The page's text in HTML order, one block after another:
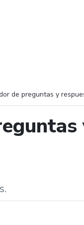
de preguntas y
de búsqueda